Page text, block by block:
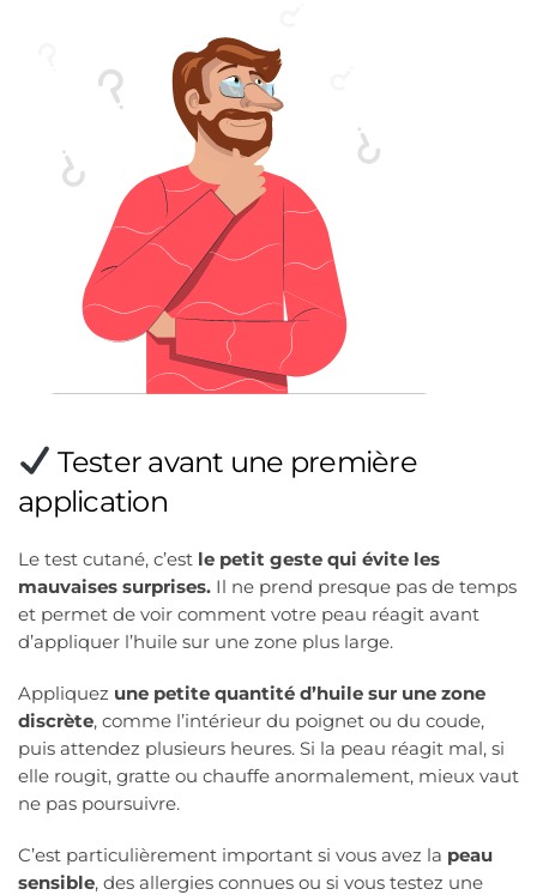
Tester avant une première
application
Le test cutané, c’est le petit geste qui évite les
mauvaises surprises. Il ne prend presque pas de temps
et permet de voir comment votre peau réagit avant
d’appliquer l’huile sur une zone plus large.
Appliquez une petite quantité d’huile sur une zone
discrète, comme l’intérieur du poignet ou du coude,
puis attendez plusieurs heures. Si la peau réagit mal, si
elle rougit, gratte ou chauffe anormalement, mieux vaut
ne pas poursuivre.
C’est particulièrement important si vous avez la peau
sensible, des allergies connues ou si vous testez une